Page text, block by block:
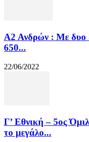
Α2 Ανδρών : Με δυο
650...
22/06/2022
Γ’ Εθνική – 5ος
το μεγάλο...